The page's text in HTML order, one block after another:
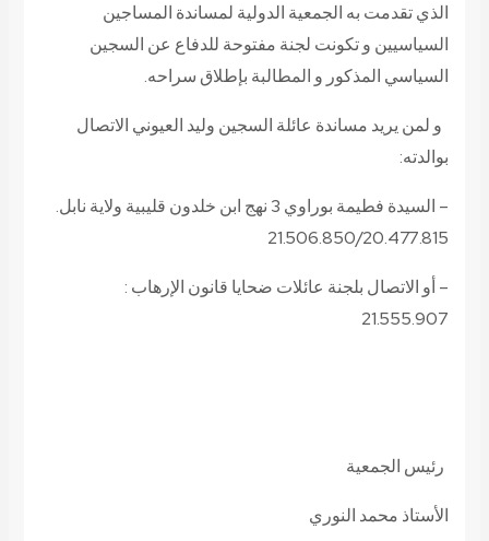
الذي تقدمت به الجمعية الدولية لمساندة المساجين
السياسيين و تكونت لجنة مفتوحة للدفاع عن السجين
السياسي المذكور و المطالبة بإطلاق سراحه.
و لمن يريد مساندة عائلة السجين وليد العيوني الاتصال
بوالدته:
– السيدة فطيمة بوراوي 3 نهج ابن خلدون قليبية ولاية نابل.
21.506.850/20.477.815
– أو الاتصال بلجنة عائلات ضحايا قانون الإرهاب :
21.555.907
رئيس الجمعية
الأستاذ محمد النوري